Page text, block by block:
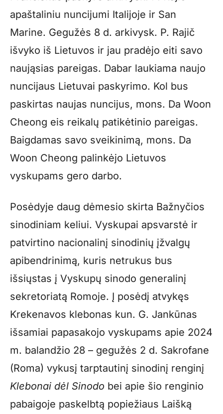
apaštaliniu nuncijumi Italijoje ir San
Marine. Gegužės 8 d. arkivysk. P. Rajič
išvyko iš Lietuvos ir jau pradėjo eiti savo
naująsias pareigas. Dabar laukiama naujo
nuncijaus Lietuvai paskyrimo. Kol bus
paskirtas naujas nuncijus, mons. Da Woon
Cheong eis reikalų patikėtinio pareigas.
Baigdamas savo sveikinimą, mons. Da
Woon Cheong palinkėjo Lietuvos
vyskupams gero darbo.
Posėdyje daug dėmesio skirta Bažnyčios
sinodiniam keliui. Vyskupai apsvarstė ir
patvirtino nacionalinį sinodinių įžvalgų
apibendrinimą, kuris netrukus bus
išsiųstas į Vyskupų sinodo generalinį
sekretoriatą Romoje. Į posėdį atvykęs
Krekenavos klebonas kun. G. Jankūnas
išsamiai papasakojo vyskupams apie 2024
m. balandžio 28 – gegužės 2 d. Sakrofane
(Roma) vykusį tarptautinį sinodinį renginį
Klebonai dėl Sinodo bei apie šio renginio
pabaigoje paskelbtą popiežiaus Laišką